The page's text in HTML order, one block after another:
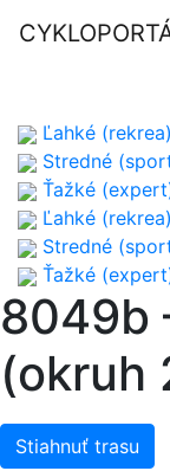
Ľahké
Stredné
Ťažké
Ľahké
Stredné
Ťažké
8049b
(okruh
Stiahnuť trasu